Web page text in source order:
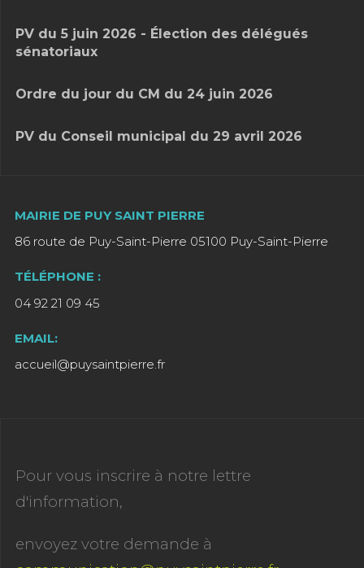
PV du 5 juin 2026 - Élection des délégués
sénatoriaux
Ordre du jour du CM du 24 juin 2026
PV du Conseil municipal du 29 avril 2026
MAIRIE DE PUY SAINT PIERRE
86 route de Puy-Saint-Pierre 05100 Puy-Saint-Pierre
TÉLÉPHONE :
04 92 21 09 45
EMAIL:
accueil@puysaintpierre.fr
Pour vous inscrire à notre lettre
d'information,
envoyez votre demande à